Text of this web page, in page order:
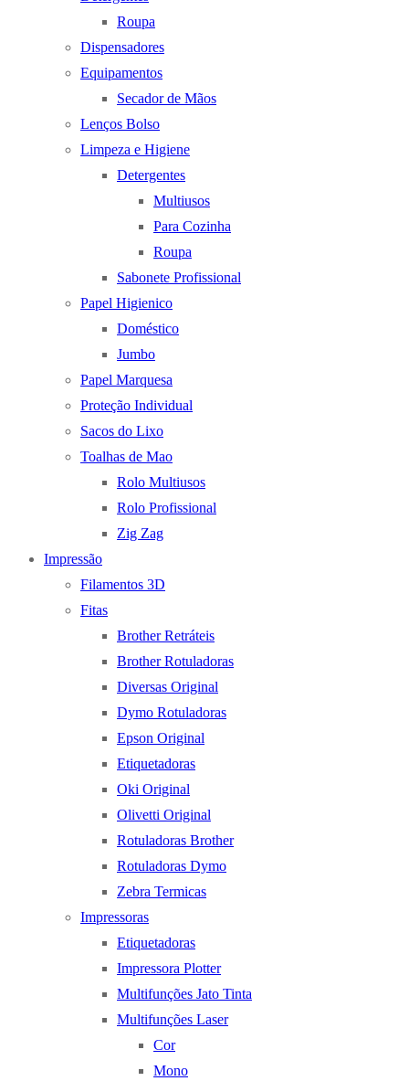
Roupa
Dispensadores
Equipamentos
Secador de Mãos
Lenços Bolso
Limpeza e Higiene
Detergentes
Multiusos
Para Cozinha
Roupa
Sabonete Profissional
Papel Higienico
Doméstico
Jumbo
Papel Marquesa
Proteção Individual
Sacos do Lixo
Toalhas de Mao
Rolo Multiusos
Rolo Profissional
Zig Zag
Impressão
Filamentos 3D
Fitas
Brother Retráteis
Brother Rotuladoras
Diversas Original
Dymo Rotuladoras
Epson Original
Etiquetadoras
Oki Original
Olivetti Original
Rotuladoras Brother
Rotuladoras Dymo
Zebra Termicas
Impressoras
Etiquetadoras
Impressora Plotter
Multifunções Jato Tinta
Multifunções Laser
Cor
Mono